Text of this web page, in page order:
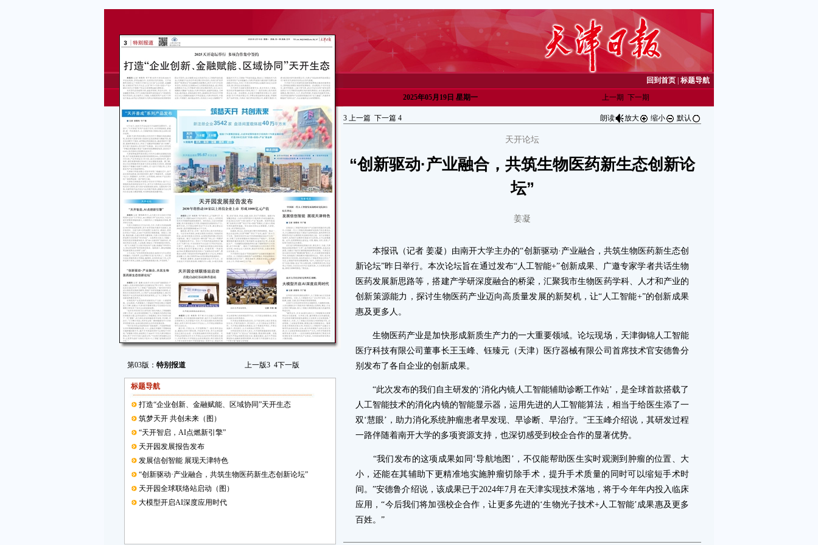
第03版： 特别报道 上一版3 4下一版
标题导航
打造“企业创新、金融赋能、区域协同”天开生态
筑梦天开 共创未来（图）
“天开智启，AI点燃新引擎”
天开园发展报告发布
发展信创智能 展现天津特色
“创新驱动·产业融合，共筑生物医药新生态创新论坛”
天开园全球联络站启动（图）
大模型开启AI深度应用时代
回到首页 标题导航
2025年05月19日 星期一
上一期 下一期
3 上一篇 下一篇 4 朗读 放大 缩小 默认
天开论坛
“创新驱动·产业融合，共筑生物医药新生态创新论
坛”
姜凝
本报讯（记者 姜凝）由南开大学主办的“创新驱动·产业融合，共筑生物医药新生态创
新论坛”昨日举行。本次论坛旨在通过发布“人工智能+”创新成果、广邀专家学者共话生物
医药发展新思路等，搭建产学研深度融合的桥梁，汇聚我市生物医药学科、人才和产业的
创新策源能力，探讨生物医药产业迈向高质量发展的新契机，让“人工智能+”的创新成果
惠及更多人。
生物医药产业是加快形成新质生产力的一大重要领域。论坛现场，天津御锦人工智能
医疗科技有限公司董事长王玉峰、钰臻元（天津）医疗器械有限公司首席技术官安德鲁分
别发布了各自企业的创新成果。
“此次发布的我们自主研发的‘消化内镜人工智能辅助诊断工作站’，是全球首款搭载了
人工智能技术的消化内镜的智能显示器，运用先进的人工智能算法，相当于给医生添了一
双‘慧眼’，助力消化系统肿瘤患者早发现、早诊断、早治疗。”王玉峰介绍说，其研发过程
一路伴随着南开大学的多项资源支持，也深切感受到校企合作的显著优势。
“我们发布的这项成果如同‘导航地图’，不仅能帮助医生实时观测到肿瘤的位置、大
小，还能在其辅助下更精准地实施肿瘤切除手术，提升手术质量的同时可以缩短手术时
间。”安德鲁介绍说，该成果已于2024年7月在天津实现技术落地，将于今年年内投入临床
应用，“今后我们将加强校企合作，让更多先进的‘生物光子技术+人工智能’成果惠及更多
百姓。”